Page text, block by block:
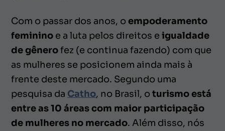
Com o passar dos anos, oempoderamento
feminino e a luta pelos direitos e igualdade
de gênerofez (e continua fazendo) com que
as mulheres se posicionem ainda mais à
frente deste mercado. Segundo uma
pesquisa da Catho, no Brasil, o turismo está
entre as 10 áreas com maior participação
de mulheres no mercado. Além disso, nós